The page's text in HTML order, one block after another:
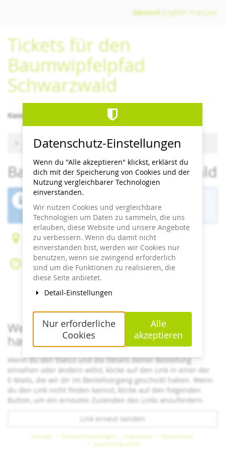
springen
Deutsch English Français
Tickets für den
Baumwipfelpfad
Schwarzwald
Kassenschluss/letzter Einlass 1 Stunde vor Schließzeit
Zu anderem Termin wechseln
Baumwipfelpfad Schwarzwald
ist beendet.
Peter-Liebig-Weg 16 – Sommerberg
75323 Bad Wildbad
Di, 21. Juli 2026
Beginn:09:30 Uhr
Ende:18:00Uhr
Zum Kalender hinzufügen
Wenn du bereits ein Ticket bestellt
hast
Wenn du den Status und die Details deiner Bestellung
einsehen oder ändern willst, klicke auf den Link in einer der
E-Mails, die wir dir im Bestellvorgang geschickt haben. Wenn
du den Link nicht finden kannst, klicke auf den folgenden
Button, um ein erneutes Zusenden des Links anzufordern.
Link erneut senden
Kontakt Cookie-Einstellungen Impressum
Datenschutz
powered by pretix
Datenschutz-Einstellungen
Wenn du "Alle akzeptieren" klickst, erklärst du
dich mit der Speicherung von Cookies und der
Nutzung vergleichbarer Technologien
einverstanden.
Wir nutzen Cookies und vergleichbare
Technologien um Daten zu sammeln, die uns
erlauben, diese Website und unsere Angebote
zu verbessern. Wenn du damit nicht
einverstanden bist, werden wir Cookies nur
benutzen, wenn sie zwingend erforderlich
sind um die Funktionen zu realisieren, die
diese Seite anbietet.
Detail-Einstellungen
Nur erforderliche
Cookies
Alle
akzeptieren